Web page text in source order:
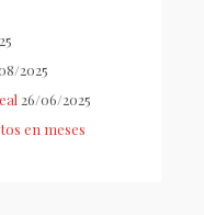
2025
26/06/2025
en meses